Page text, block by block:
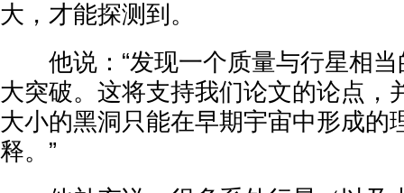
大，才能探测到。
他说：“发现一个质量与行星相当
大突破。这将支持我们论文的论点，
大小的黑洞只能在早期宇宙中形成的
释。”